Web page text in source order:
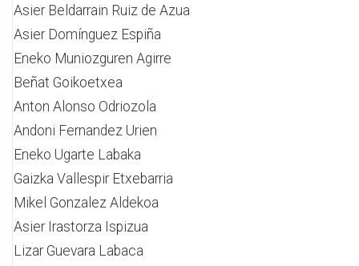
Asier Beldarrain Ruiz de Azua
Asier Domínguez Espiña
Eneko Muniozguren Agirre
Beñat Goikoetxea
Anton Alonso Odriozola
Andoni Fernandez Urien
Eneko Ugarte Labaka
Gaizka Vallespir Etxebarria
Mikel Gonzalez Aldekoa
Asier Irastorza Ispizua
Lizar Guevara Labaca